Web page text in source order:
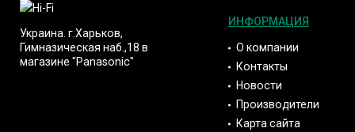
Украина. г.Харьков,
Гимназическая наб.,18 в
магазине "Panasonic"
ИНФОРМАЦИЯ
О компании
Контакты
Новости
Производители
Карта сайта